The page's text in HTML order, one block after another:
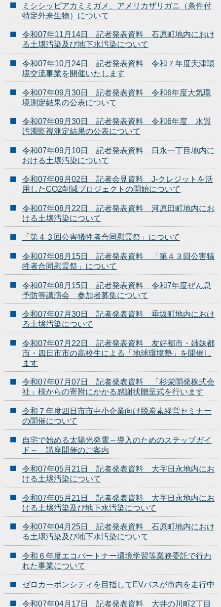
ミシシッピアカミミガメ、アメリカザリガニ（条件付
特定外来生物）について
令和07年11月14日 記者発表資料 石原町地内におけ
る土壌汚染及び地下水汚染について
令和07年10月24日 記者発表資料 令和７年度天津環
境交流事業を開催いたします
令和07年09月30日 記者発表資料 令和6年度大気環
境測定結果の公表について
令和07年09月30日 記者発表資料 令和6年度 水質
汚濁監視測定結果の公表について
令和07年09月10日 記者発表資料 日永一丁目地内に
おける土壌汚染について
令和07年09月02日 記者会見資料 J-クレジットを活
用したCO2削減プロジェクトの開始について
令和07年08月22日 記者発表資料 河原田町地内にお
ける土壌汚染について
「第４３回公害犠牲者合同慰霊祭」について
令和07年08月15日 記者発表資料 「第４３回公害犠
牲者合同慰霊祭」について
令和07年08月15日 記者発表資料 令和7年度ぜん息
予防等講演会 参加者募集について
令和07年07月30日 記者発表資料 垂坂町地内におけ
る土壌汚染について
令和07年07月22日 記者発表資料 友好都市・姉妹都
市・四日市市の高校生による「地球環境塾」を開催し
ます
令和07年07月07日 記者発表資料 「杉栄開発株式会
社」様からの寄附にかかる感謝状贈呈式を行います
令和７年度四日市市中小企業向け脱炭素経営セミナー
の開催について
自宅で始める太陽光発電～導入のためのステップガイ
ド～ 講座開催のご案内
令和07年05月21日 記者発表資料 大字日永地内にお
ける土壌汚染について
令和07年05月21日 記者発表資料 大字日永地内にお
ける土壌汚染及び地下水汚染について
令和07年04月25日 記者発表資料 石原町地内におけ
る土壌汚染及び地下水汚染について
令和６年度エコパートナー環境学習等業務委託で行わ
れた事業について
ゼロカーボンシティを目指してEVバスが市内を走行中
令和07年04月17日 記者発表資料 大井の川町2丁目